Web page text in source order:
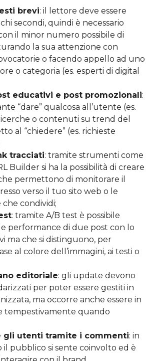
brevi: il lettore deve essere
secondi, quindi è necessario
il minor numero possibile di
la sua attenzione con
o facendo appello ad uno
o categoria (es. esperti di digital
educativi e post promozionali:
“dare” qualcosa all’utente (es.
o contenuti su trend del
al “chiedere” (es. richieste
tracciati: tramite strumenti come
Builder si ha la possibilità di creare
permettono di monitorare il
verso il tuo sito web o le
che condividi;
: tramite A/B test è possibile
performance di due post con lo
ma che si distinguono, per
al colore dell’immagini, ai testi o
editoriale: gli update devono
per poter essere gestiti in
ma occorre anche essere in
tempestivamente quando
gli utenti tramite i commenti: in
il pubblico si sente coinvolto ed è